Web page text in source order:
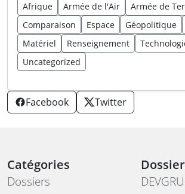
Afrique Armée de l'Air
Armée de
Comparaison
Espace Géopolitique
Matériel
Renseignement
Uncategorized
Facebook Twitter
Catégories
Dossiers
DEVGRU